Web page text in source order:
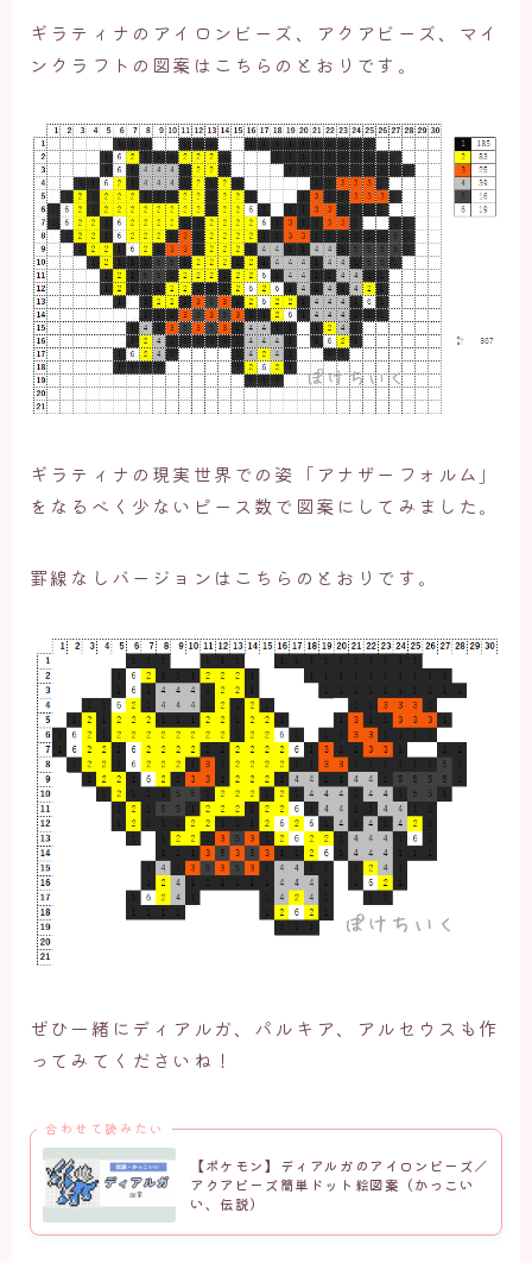
ギラティナのアイロンビーズ、アクアビーズ、マイ
ンクラフトの図案はこちらのとおりです。
ギラティナの現実世界での姿「アナザーフォルム」
をなるべく少ないピース数で図案にしてみました。
罫線なしバージョンはこちらのとおりです。
ぜひ一緒にディアルガ、パルキア、アルセウスも作
ってみてくださいね！
合わせて読みたい
【ポケモン】ディアルガのアイロンビーズ／
アクアビーズ簡単ドット絵図案（かっこい
い、伝説）